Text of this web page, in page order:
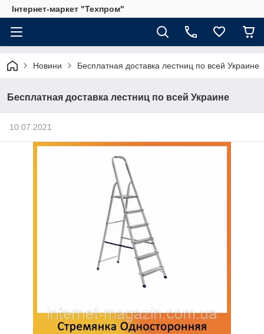
Інтернет-маркет "Техпром"
Новини Бесплатная доставка лестниц по всей Украине
Бесплатная доставка лестниц по всей Украине
10.07.2021